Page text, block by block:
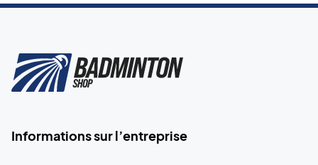
Informations sur l’entreprise